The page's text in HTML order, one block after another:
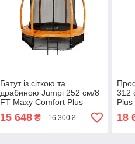
Батут із сіткою та
драбиною Jumpi 252 см/8
FT Maxy Comfort Plus
сіткою
15 648₴ 16 300 ₴
312
Plus
18